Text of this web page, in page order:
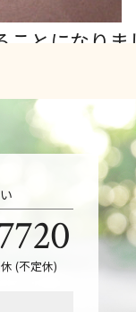
まし…
(不定休)